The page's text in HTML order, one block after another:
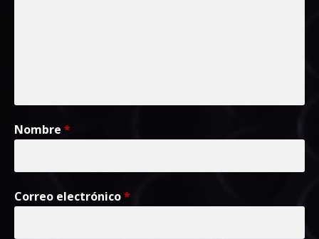
Nombre *
Correo electrónico*